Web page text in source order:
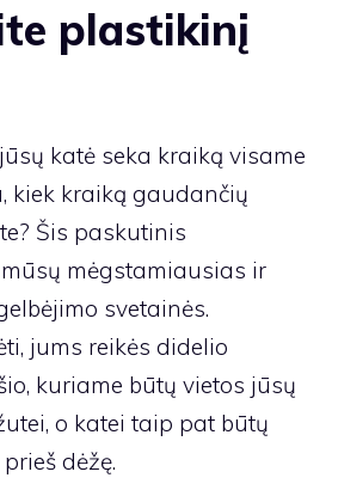
plastikinį
katė seka kraiką visame
kiek kraiką gaudančių
Šis paskutinis
mėgstamiausias ir
svetainės.
jums reikės didelio
kuriame būtų vietos jūsų
o katei taip pat būtų
dėžę.